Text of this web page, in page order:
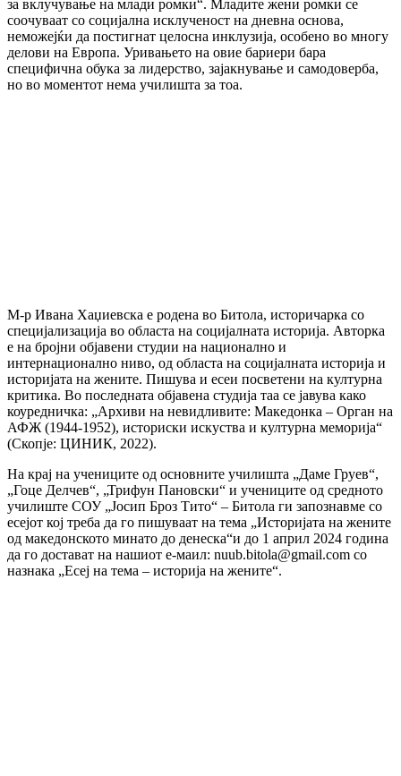
за вклучување на млади ромки“. Младите жени ромки се
соочуваат со социјална исклученост на дневна основа,
неможејќи да постигнат целосна инклузија, особено во многу
делови на Европа. Уривањето на овие бариери бара
специфична обука за лидерство, зајакнување и самодоверба,
но во моментот нема училишта за тоа.
М-р Ивана Хаџиевска е родена во Битола, историчарка со
специјализација во областа на социјалната историја. Авторка
е на бројни објавени студии на национално и
интернационално ниво, од областа на социјалната историја и
историјата на жените. Пишува и есеи посветени на културна
критика. Во последната објавена студија таа се јавува како
коуредничка: „Архиви на невидливите: Македонка – Орган на
АФЖ (1944-1952), историски искуства и културна меморија“
(Скопје: ЦИНИК, 2022).
На крај на учениците од основните училишта „Даме Груев“,
„Гоце Делчев“, „Трифун Пановски“ и учениците од средното
училиште СОУ „Јосип Броз Тито“ – Битола ги запознавме со
есејот кој треба да го пишуваат на тема „Историјата на жените
од македонското минато до денеска“и до 1 април 2024 година
да го достават на нашиот е-маил: nuub.bitola@gmail.com со
назнака „Есеј на тема – историја на жените“.